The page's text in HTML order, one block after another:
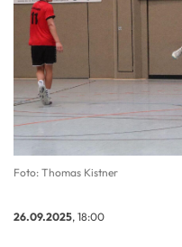
Foto: Thomas Kistner
26.09.2025, 18:00